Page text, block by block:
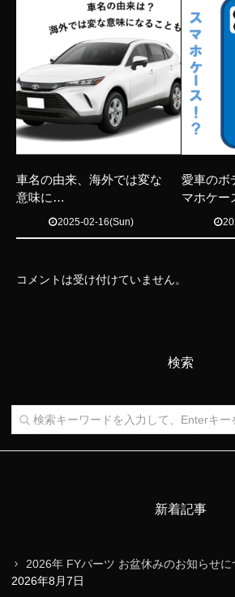
車名の由来、海外では変な
意味に…
2025-02-16(Sun)
愛車のボ
マホケー
コメントは受け付けていません。
検索
新着記事
2026年 FYパーツ お盆休みのお知らせに
2026年8月7日